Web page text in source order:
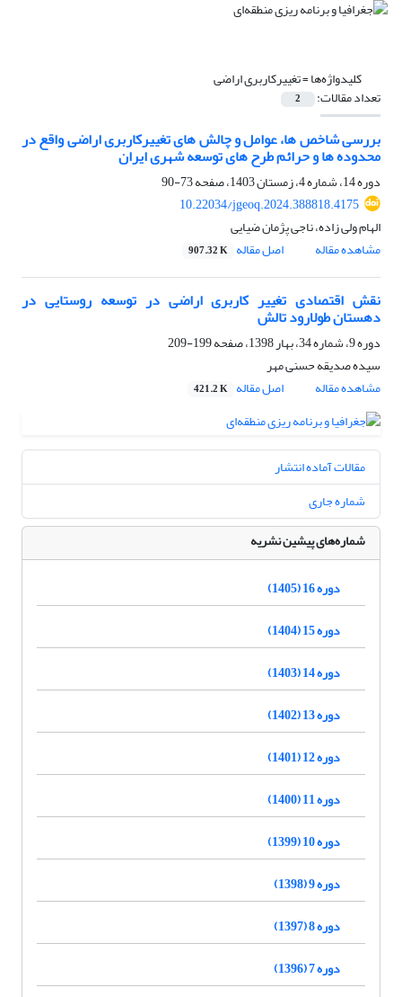
کلیدواژه‌ها =تغییرکاربری اراضی
تعداد مقالات: 2
بررسی شاخص ها، عوامل و چالش های تغییرکاربری اراضی واقع در
محدوده ها و حرائم طرح های توسعه شهری ایران
دوره 14، شماره 4، زمستان 1403، صفحه
73-90
10.22034/jgeoq.2024.388818.4175
الهام ولی زاده، ناجی پژمان ضیایی
مشاهده مقاله
اصل مقاله 907.32 K
نقش اقتصادی تغییر کاربری اراضی در توسعه روستایی در
دهستان طولارود تالش
دوره 9، شماره 34، بهار 1398، صفحه
199-209
سیده صدیقه حسنی مهر
مشاهده مقاله
اصل مقاله 421.2 K
مقالات آماده انتشار
شماره جاری
شماره‌های پیشین نشریه
دوره 16 (1405)
دوره 15 (1404)
دوره 14 (1403)
دوره 13 (1402)
دوره 12 (1401)
دوره 11 (1400)
دوره 10 (1399)
دوره 9 (1398)
دوره 8 (1397)
دوره 7 (1396)